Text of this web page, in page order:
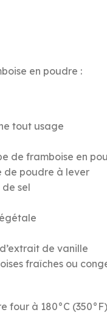
en poudre :
tout usage
de framboise en
de poudre à lever
sel
de vanille
fraîches ou
four à 180°C